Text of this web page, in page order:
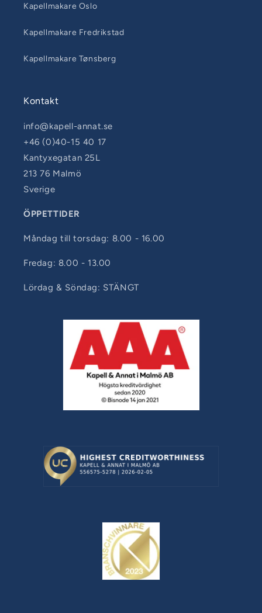
Kapellmakare Oslo
Kapellmakare Fredrikstad
Kapellmakare Tønsberg
Kontakt
info@kapell-annat.se
+46 (0)40-15 40 17
Kantyxegatan 25L
213 76 Malmö
Sverige
ÖPPETTIDER
Måndag till torsdag: 8.00 - 16.00
Fredag: 8.00 - 13.00
Lördag & Söndag: STÄNGT